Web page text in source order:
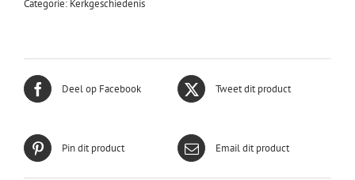
1907
Categorie: Kerkgeschiedenis
Deel op Facebook Tweet dit product
Pin dit product Email dit product